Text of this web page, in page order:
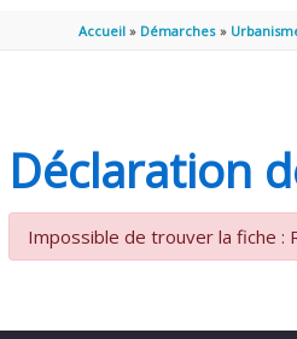
Accueil Démarches
Déclaration
Impossible de trouver la fiche :